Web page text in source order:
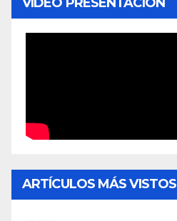
ARTÍCULOS MÁS VISTOS